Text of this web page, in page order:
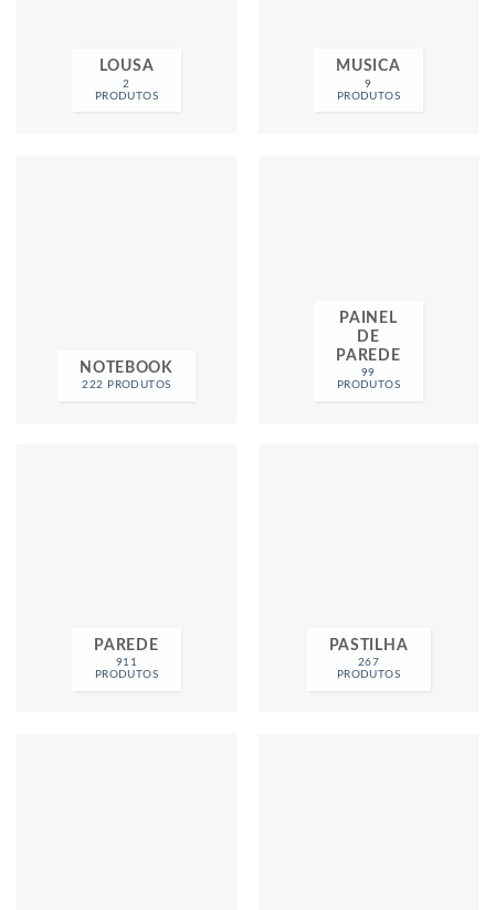
LOUSA
2
PRODUTOS
MUSICA
9
PRODUTOS
NOTEBOOK
222 PRODUTOS
PAINEL
DE
PAREDE
99
PRODUTOS
PAREDE
911
PRODUTOS
PASTILHA
267
PRODUTOS